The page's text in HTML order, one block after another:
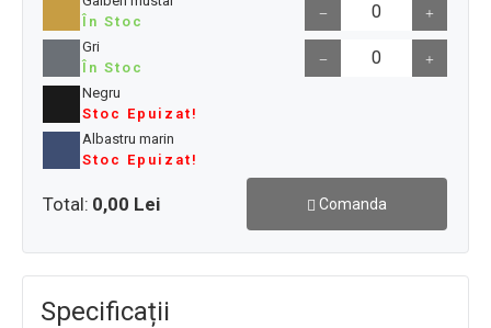
În Stoc
Gri
În Stoc
Negru
Stoc Epuizat!
Albastru marin
Stoc Epuizat!
Total: 0,00 Lei Comanda
Specificații